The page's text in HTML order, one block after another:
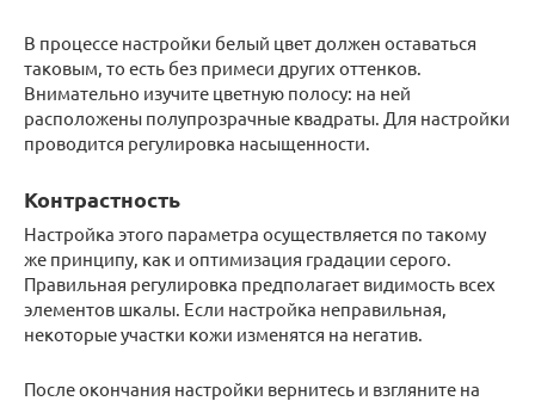
В процессе настройки белый цвет должен оставаться
таковым, то есть без примеси других оттенков.
Внимательно изучите цветную полосу: на ней
расположены полупрозрачные квадраты. Для настройки
проводится регулировка насыщенности.
Контрастность
Настройка этого параметра осуществляется по такому
же принципу, как и оптимизация градации серого.
Правильная регулировка предполагает видимость всех
элементов шкалы. Если настройка неправильная,
некоторые участки кожи изменятся на негатив.
После окончания настройки вернитесь и взгляните на